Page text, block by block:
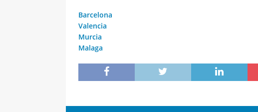
Barcelona
Valencia
Murcia
Malaga